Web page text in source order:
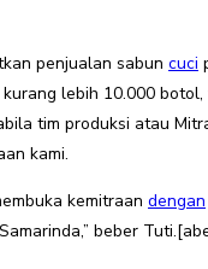
penjualan sabun cuci
lebih 10.000
tim produksi atau
kami.
kemitraan dengan
beber